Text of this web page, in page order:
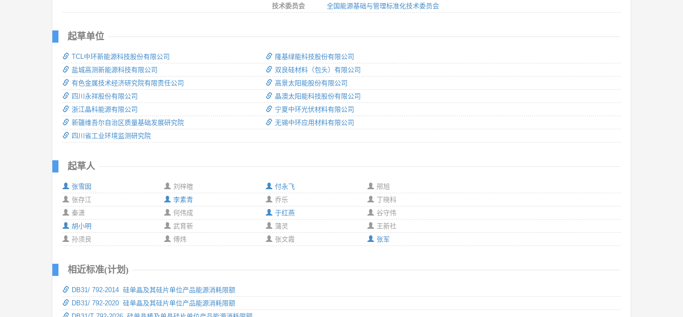
技术委员会
全国能源基础与管理标准化技术委员会
起草单位
TCL中环新能源科技股份有限公司
盐城高测新能源科技有限公司
有色金属技术经济研究院有限责任公司
四川永祥股份有限公司
浙江晶科能源有限公司
新疆维吾尔自治区质量基础发展研究院
四川省工业环境监测研究院
隆基绿能科技股份有限公司
双良硅材料（包头）有限公司
高景太阳能股份有限公司
晶澳太阳能科技股份有限公司
宁夏中环光伏材料有限公司
无锡中环应用材料有限公司
起草人
张雪囡
刘梓暄
张存江
李素青
秦潇
何伟成
胡小明
武育新
孙须良
傅炜
付永飞
邢旭
乔乐
丁晓科
于红燕
谷守伟
蒲灵
王新社
张文霞
张军
相近标准(计划)
DB31/ 792-2014 硅单晶及其硅片单位产品能源消耗限额
DB31/ 792-2020 硅单晶及其硅片单位产品能源消耗限额